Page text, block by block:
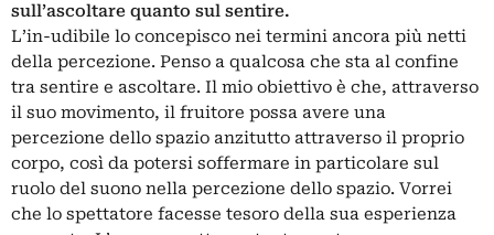
sull’ascoltare quanto sul sentire.
L’in-udibile lo concepisco nei termini ancora più netti
della percezione. Penso a qualcosa che sta al confine
tra sentire e ascoltare. Il mio obiettivo è che, attraverso
il suo movimento, il fruitore possa avere una
percezione dello spazio anzitutto attraverso il proprio
corpo, così da potersi soffermare in particolare sul
ruolo del suono nella percezione dello spazio. Vorrei
che lo spettatore facesse tesoro della sua esperienza